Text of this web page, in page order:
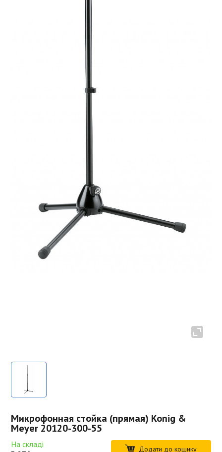
Микрофонная стойка (прямая) Konig &
Meyer 20120-300-55
На складі
Додати до кошику